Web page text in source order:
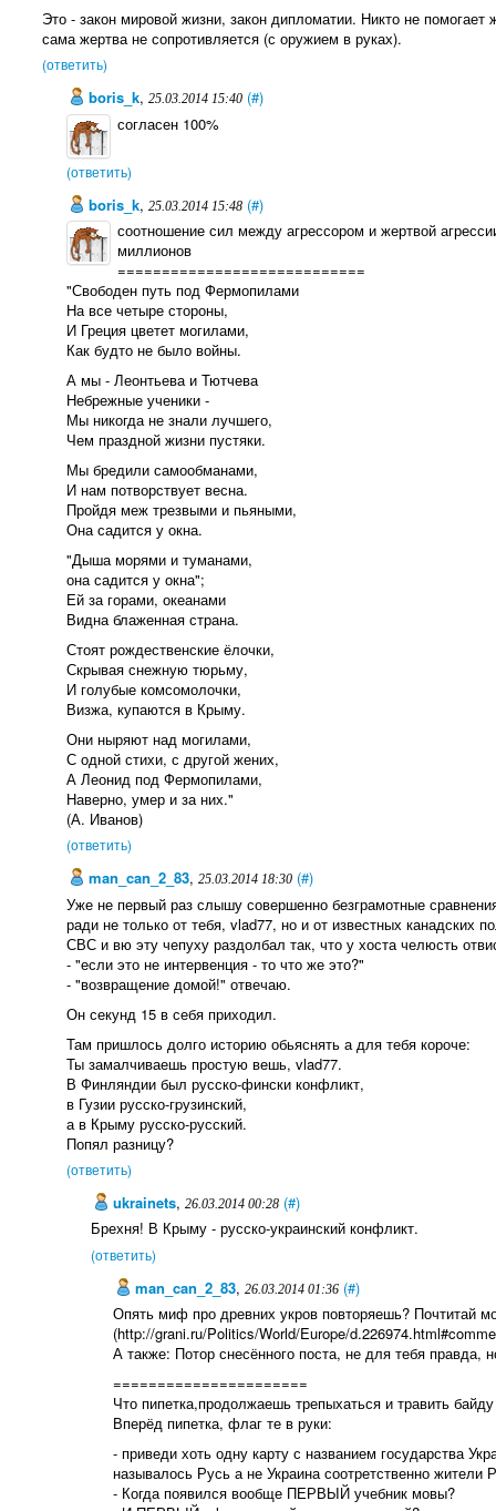
Это - закон мировой жизни, закон дипломатии. Никто не
сама жертва не сопротивляется (с оружием в руках).
(ответить)
boris_k,25.03.2014 15:40 (#)
согласен 100%
(ответить)
boris_k,25.03.2014 15:48 (#)
соотношение сил между агрессором и жертвой
миллионов
============================
"Свободен путь под Фермопилами
На все четыре стороны,
И Греция цветет могилами,
Как будто не было войны.
А мы - Леонтьева и Тютчева
Небрежные ученики -
Мы никогда не знали лучшего,
Чем праздной жизни пустяки.
Мы бредили самообманами,
И нам потворствует весна.
Пройдя меж трезвыми и пьяными,
Она садится у окна.
"Дыша морями и туманами,
она садится у окна";
Ей за горами, океанами
Видна блаженная страна.
Стоят рождественские ёлочки,
Скрывая снежную тюрьму,
И голубые комсомолочки,
Визжа, купаются в Крыму.
Они ныряют над могилами,
С одной стихи, с другой жених,
А Леонид под Фермопилами,
Наверно, умер и за них."
(А. Иванов)
(ответить)
man_can_2_83,25.03.2014 18:30 (#)
Уже не первый раз слышу совершенно безграмотные
ради не только от тебя, vlad77, но и от известных канадских
СВС и вю эту чепуху раздолбал так, что у хоста челюсть
- "если это не интервенция - то что же это?"
- "возвращение домой!" отвечаю.
Он секунд 15 в себя приходил.
Там пришлось долго историю обьяснять а для тебя короче:
Ты замалчиваешь простую вешь, vlad77.
В Финляндии был русско-фински конфликт,
в Гузии русско-гpузинский,
а в Крыму русско-русский.
Попял разницу?
(ответить)
ukrainets, 26.03.2014 00:28 (#)
Брехня! В Крыму - русско-украинский конфликт.
(ответить)
man_can_2_83,26.03.2014 01:36 (#)
Опять миф про древних укров повторяешь? Почтитай
(http://grani.ru/Politics/World/Europe/
А также: Потор снесённого поста, не для тебя правда,
======================
Что пипетка,продолжаешь трепыхаться и травить
Вперёд пипетка, флаг те в руки:
- приведи хоть одну карту с названием государства
называлось Русь а не Украина соотретственно
- Когда появился вообще ПЕРВЫЙ учебник мовы?